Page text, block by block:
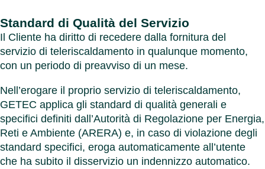
Standard di Qualità del Servizio
Il Cliente ha diritto di recedere dalla fornitura del
servizio di teleriscaldamento in qualunque momento,
con un periodo di preavviso di un mese.
Nell’erogare il proprio servizio di teleriscaldamento,
GETEC applica gli standard di qualità generali e
specifici definiti dall’Autorità di Regolazione per Energia,
Reti e Ambiente (ARERA) e, in caso di violazione degli
standard specifici, eroga automaticamente all’utente
che ha subito il disservizio un indennizzo automatico.